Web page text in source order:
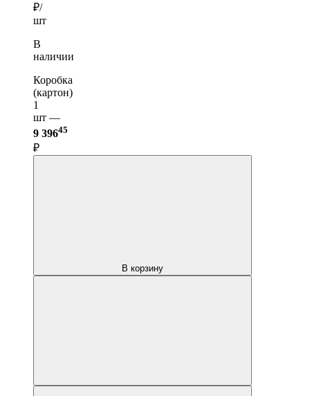
₽/
шт
В
наличии
Коробка
(картон)
1
шт —
9 39645
₽
В корзину